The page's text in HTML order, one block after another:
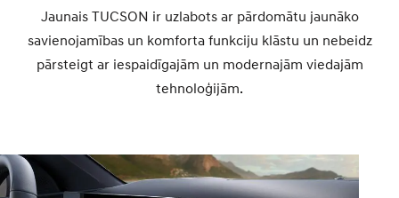
Jaunais TUCSON ir uzlabots ar pārdomātu jaunāko
savienojamības un komforta funkciju klāstu un nebeidz
pārsteigt ar iespaidīgajām un modernajām viedajām
tehnoloģijām.